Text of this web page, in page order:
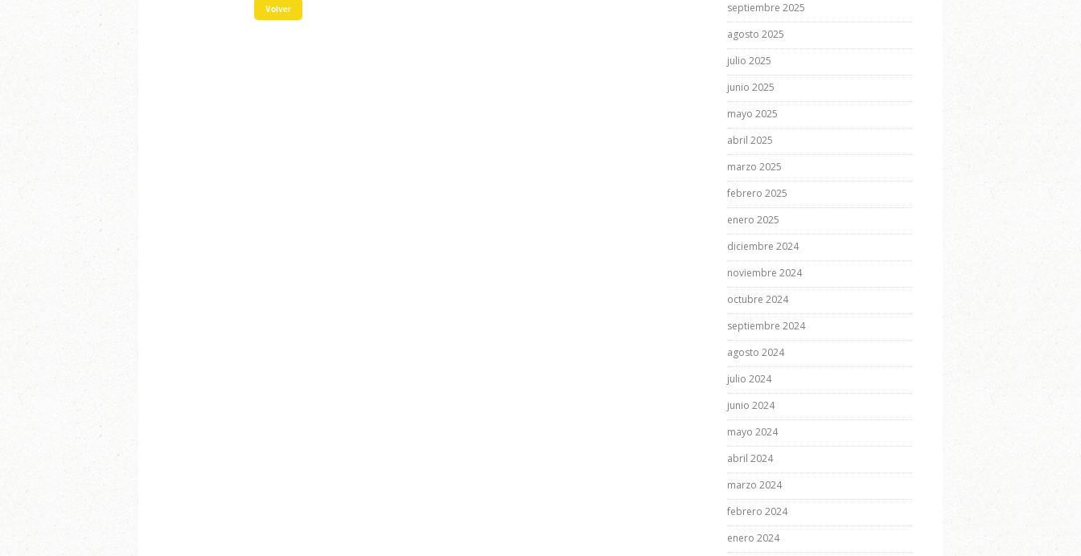
Volver
septiembre 2025
agosto 2025
julio 2025
junio 2025
mayo 2025
abril 2025
marzo 2025
febrero 2025
enero 2025
diciembre 2024
noviembre 2024
octubre 2024
septiembre 2024
agosto 2024
julio 2024
junio 2024
mayo 2024
abril 2024
marzo 2024
febrero 2024
enero 2024